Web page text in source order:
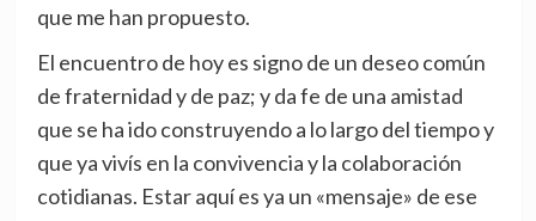
que me han propuesto.
El encuentro de hoy es signo de un deseo común
de fraternidad y de paz; y da fe de una amistad
que se ha ido construyendo a lo largo del tiempo y
que ya vivís en la convivencia y la colaboración
cotidianas. Estar aquí es ya un «mensaje» de ese